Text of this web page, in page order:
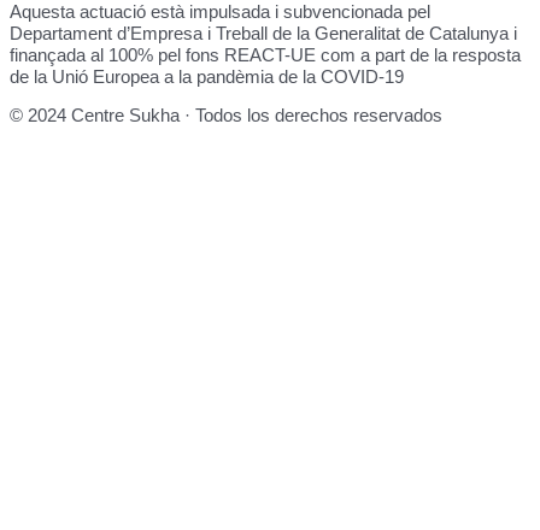
Aquesta actuació està impulsada i subvencionada pel
Departament d’Empresa i Treball de la Generalitat de Catalunya i
finançada al 100% pel fons REACT-UE com a part de la resposta
de la Unió Europea a la pandèmia de la COVID-19
© 2024 Centre Sukha · Todos los derechos reservados